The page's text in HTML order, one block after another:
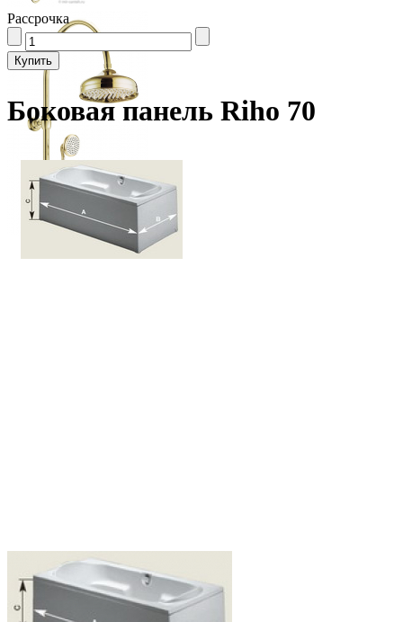
Рассрочка
Боковая панель Riho 70